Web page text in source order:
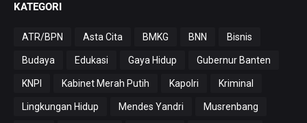
KATEGORI
ATR/BPN Asta Cita BMKG BNN Bisnis
Budaya Edukasi Gaya Hidup Gubernur Banten
KNPI Kabinet Merah Putih Kapolri Kriminal
Lingkungan Hidup Mendes Yandri Musrenbang